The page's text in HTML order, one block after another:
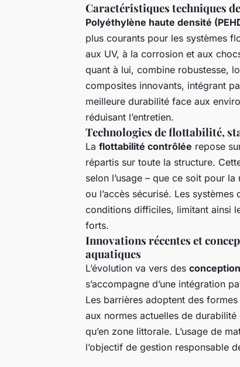
Caractéristiques techniques
Polyéthylène haute densité
plus courants pour les systèmes
aux UV, à la corrosion et aux
quant à lui, combine robustesse,
composites innovants, intégrant
meilleure durabilité face aux
réduisant l’entretien.
Technologies de flottabilité,
La flottabilité contrôlée repose
répartis sur toute la structure.
selon l’usage – que ce soit pour
ou l’accès sécurisé. Les
conditions difficiles, limitant ainsi
forts.
Innovations récentes et
aquatiques
L’évolution va vers des
s’accompagne d’une intégration
Les barrières adoptent des
aux normes actuelles de
qu’en zone littorale. L’usage de
l’objectif de gestion responsable